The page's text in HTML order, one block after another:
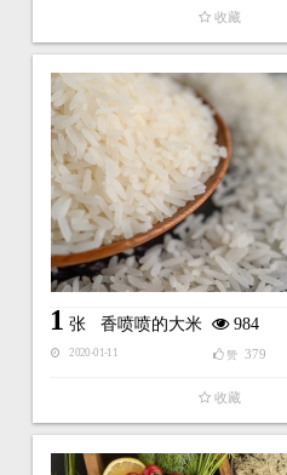
收藏
1 张 香喷喷的大米 984
2020-01-11 赞 379
收藏